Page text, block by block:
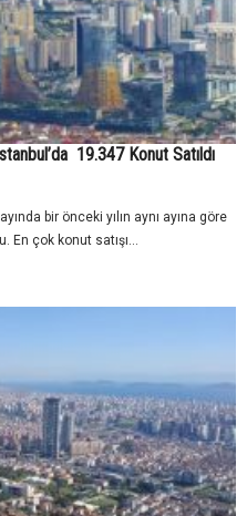
19.347 Konut Satıldı
bir önceki yılın aynı ayına göre
En çok konut satışı...